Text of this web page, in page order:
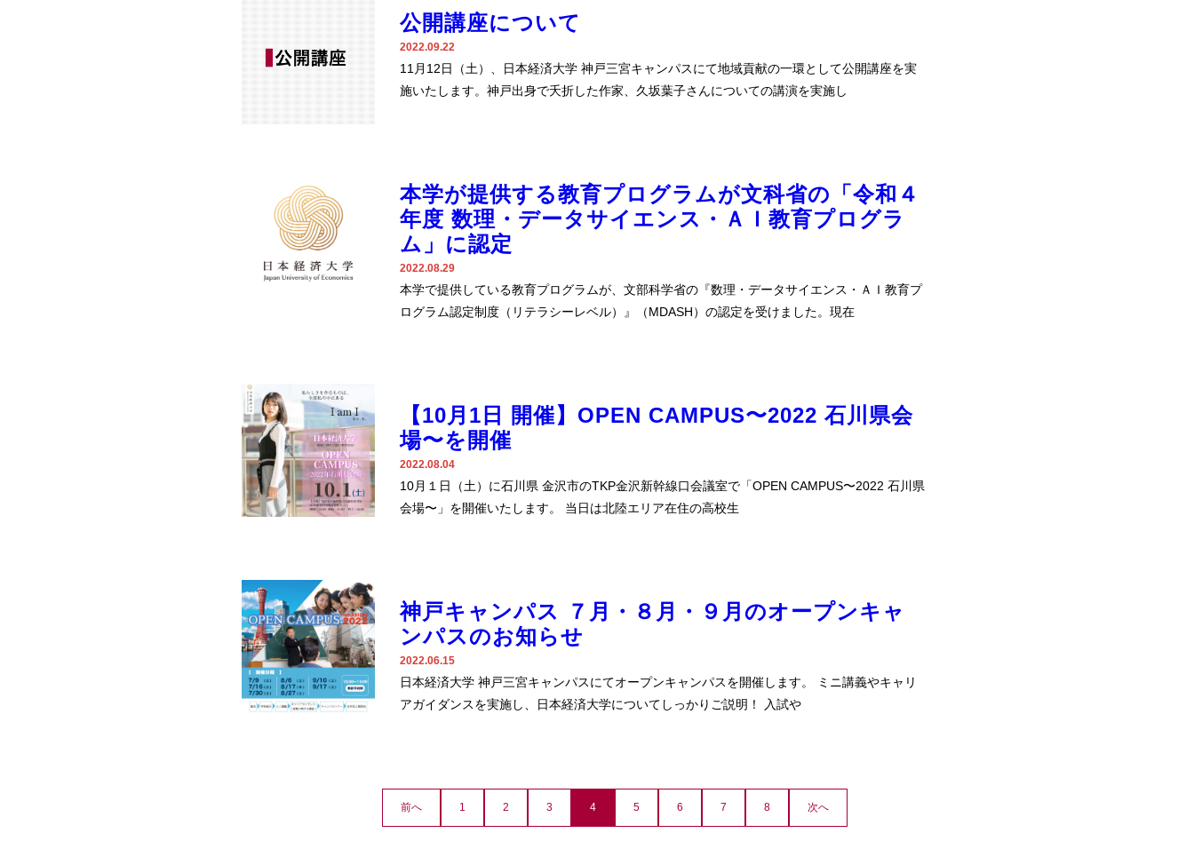
公開講座について
2022.09.22
11月12日（土）、日本経済大学 神戸三宮キャンパスにて地域貢献の一環として公開講座を実
施いたします。神戸出身で夭折した作家、久坂葉子さんについての講演を実施し
本学が提供する教育プログラムが文科省の「令和４
年度 数理・データサイエンス・ＡＩ教育プログラ
ム」に認定
2022.08.29
本学で提供している教育プログラムが、文部科学省の『数理・データサイエンス・ＡＩ教育プ
ログラム認定制度（リテラシーレベル）』（MDASH）の認定を受けました。現在
【10月1日 開催】OPEN CAMPUS〜2022 石川県会
場〜を開催
2022.08.04
10月１日（土）に石川県 金沢市のTKP金沢新幹線口会議室で「OPEN CAMPUS〜2022 石川県
会場〜」を開催いたします。 当日は北陸エリア在住の高校生
神戸キャンパス ７月・８月・９月のオープンキャ
ンパスのお知らせ
2022.06.15
日本経済大学 神戸三宮キャンパスにてオープンキャンパスを開催します。 ミニ講義やキャリ
アガイダンスを実施し、日本経済大学についてしっかりご説明！ 入試や
前へ 1 2 3 4 5 6 7 8 次へ